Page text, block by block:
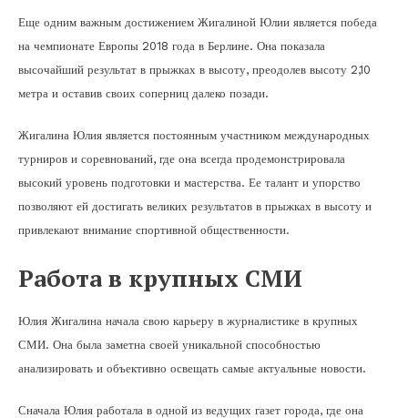
Еще одним важным достижением Жигалиной Юлии является победа
на чемпионате Европы 2018 года в Берлине. Она показала
высочайший результат в прыжках в высоту, преодолев высоту 2,10
метра и оставив своих соперниц далеко позади.
Жигалина Юлия является постоянным участником международных
турниров и соревнований, где она всегда продемонстрировала
высокий уровень подготовки и мастерства. Ее талант и упорство
позволяют ей достигать великих результатов в прыжках в высоту и
привлекают внимание спортивной общественности.
Работа в крупных СМИ
Юлия Жигалина начала свою карьеру в журналистике в крупных
СМИ. Она была заметна своей уникальной способностью
анализировать и объективно освещать самые актуальные новости.
Сначала Юлия работала в одной из ведущих газет города, где она